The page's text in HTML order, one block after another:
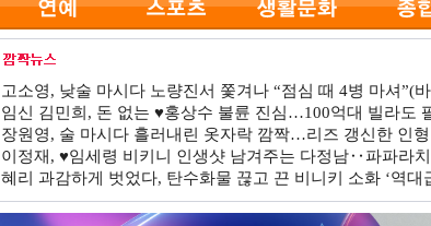
고소영, 낮술 마시다 노량진서 쫓겨나 “점심 때 4병 마셔”(
임신 김민희, 돈 없는 ♥홍상수 불륜 진심…100억대 빌라도
장원영, 술 마시다 흘러내린 옷자락 깜짝…리즈 갱신한 인
이정재, ♥임세령 비키니 인생샷 남겨주는 다정남‥파파라
혜리 과감하게 벗었다, 탄수화물 끊고 끈 비니키 소화 ‘역대